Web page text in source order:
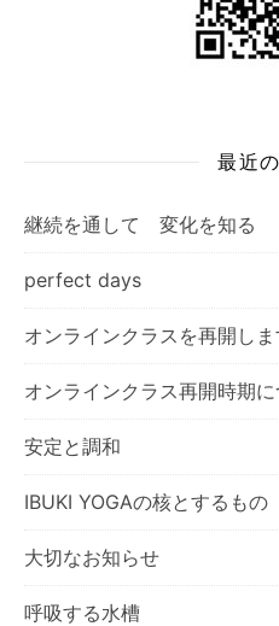
最近
継続を通して 変化を知る
perfect days
オンラインクラスを再開しま
オンラインクラス再開時期に
安定と調和
IBUKI YOGAの核とするもの
大切なお知らせ
呼吸する水槽